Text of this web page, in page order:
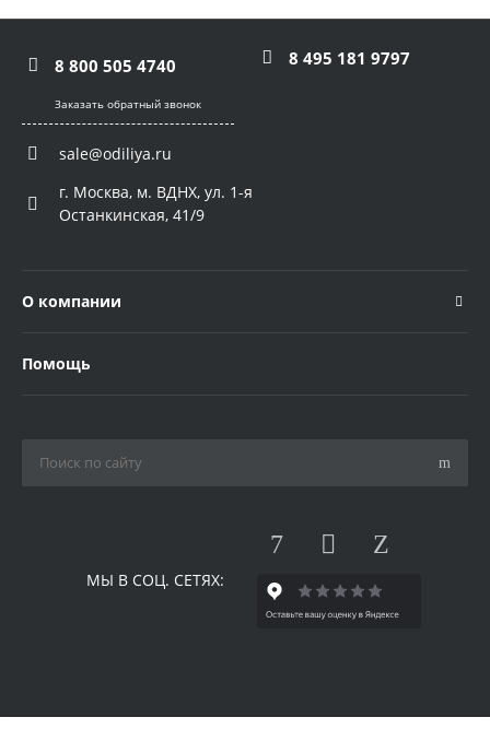
8 800 505 4740 8 495 181 9797
Заказать обратный звонок
sale@odiliya.ru
г. Москва, м. ВДНХ, ул. 1-я
Останкинская, 41/9
О компании
Помощь
МЫ В СОЦ. СЕТЯХ: